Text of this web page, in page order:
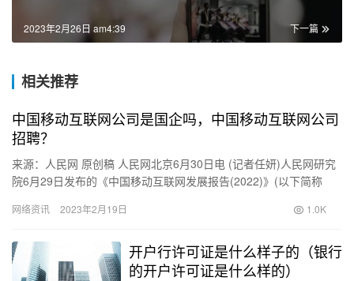
下一篇
2023年2月26日 am4:39
相关推荐
中国移动互联网公司是国企吗，中国移动互联网公司
招聘？
来源：人民网 原创稿 人民网北京6月30日电 (记者任妍)人民网研究
院6月29日发布的《中国移动互联网发展报告(2022)》(以下简称
网络资讯 2023年2月19日 1.0K
开户行许可证是什么样子的（银行
的开户许可证是什么样的）